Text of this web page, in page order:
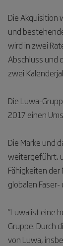
Die Akquisition
und
wird in zwei
Abschluss und
zwei
Die Luwa-
2017 einen
Die Marke und
weitergeführt,
Fähigkeiten
globalen
"Luwa ist eine
Gruppe. Durch
von Luwa,